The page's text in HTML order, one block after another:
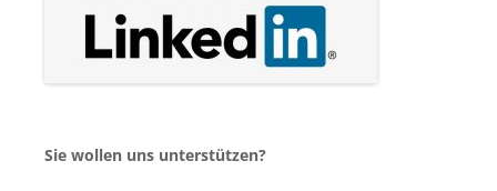
Sie wollen uns unterstützen?